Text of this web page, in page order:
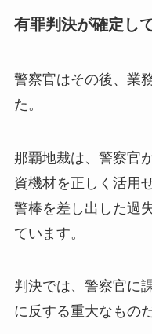
有罪判決が確定し
警察官はその後、業
た。
那覇地裁は、警察官
資機材を正しく活用
警棒を差し出した過
ています。
判決では、警察官に
に反する重大なもの